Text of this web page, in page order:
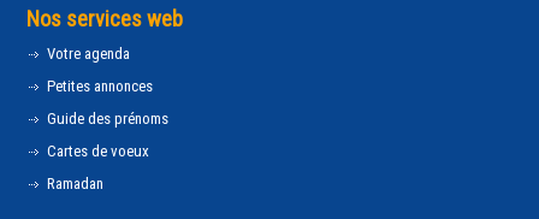
Nos services web
Votre agenda
Petites annonces
Guide des prénoms
Cartes de voeux
Ramadan